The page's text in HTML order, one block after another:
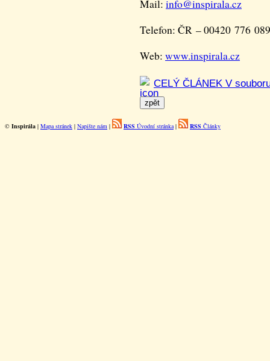
Mail: info@inspirala.cz
Telefon: ČR – 00420 776
Web: www.inspirala.cz
CELÝ ČLÁNEK V
© Inspirála | Mapa stránek | Napište nám | RSS Úvodní stránka| RSS Články